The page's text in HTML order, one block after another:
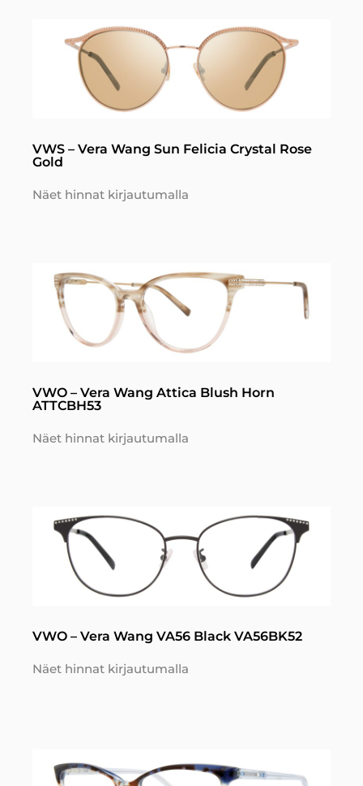
VWS – Vera Wang Sun Felicia Crystal Rose
Gold
Näet hinnat kirjautumalla
VWO – Vera Wang Attica Blush Horn
ATTCBH53
Näet hinnat kirjautumalla
VWO – Vera Wang VA56 Black VA56BK52
Näet hinnat kirjautumalla